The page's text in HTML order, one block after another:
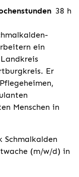
38 h
ein
Er
Menschen in
Schmalkalden
(m/w/d) in